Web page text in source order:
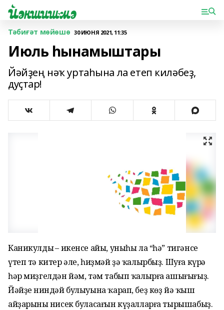
Тәбиғәт мөйөшө 30 ИЮНЯ 2021, 11:35
Июль һынамыштары
Йәйҙең нәҡ уртаһына ла етеп киләбеҙ,
дуҫтар!
Каникулдың – икенсе айы, уныһы ла “һә” тигәнсе
үтеп тә китер әле, һиҙмәй ҙә ҡалырбыҙ. Шуға күрә
һәр миҙгелдән йәм, тәм табып ҡалырға ашығығыҙ.
Йәйҙең ниндәй булыуына ҡарап, беҙ көҙ йә ҡыш
айҙарының нисек буласағын күҙалларға тырышабыҙ.